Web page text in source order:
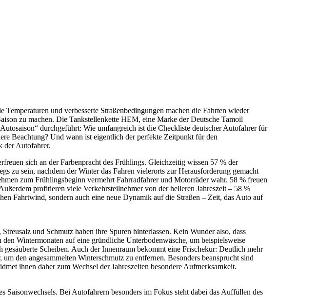
und verbesserte Straßenbedingungen machen die Fahrten wieder
zu machen. Die Tankstellenkette HEM, eine Marke der Deutsche Tamoil
durchgeführt: Wie umfangreich ist die Checkliste deutscher Autofahrer für
Beachtung? Und wann ist eigentlich der perfekte Zeitpunkt für den
der Autofahrer.
sich an der Farbenpracht des Frühlings. Gleichzeitig wissen 57 % der
zu sein, nachdem der Winter das Fahren vielerorts zur Herausforderung gemacht
zum Frühlingsbeginn vermehrt Fahrradfahrer und Motorräder wahr. 58 % freuen
profitieren viele Verkehrsteilnehmer von der helleren Jahreszeit – 58 %
Fahrtwind, sondern auch eine neue Dynamik auf die Straßen – Zeit, das Auto auf
und Schmutz haben ihre Spuren hinterlassen. Kein Wunder also, dass
Wintermonaten auf eine gründliche Unterbodenwäsche, um beispielsweise
Scheiben. Auch der Innenraum bekommt eine Frischekur: Deutlich mehr
den angesammelten Winterschmutz zu entfernen. Besonders beansprucht sind
ihnen daher zum Wechsel der Jahreszeiten besondere Aufmerksamkeit.
Bei Autofahrern besonders im Fokus steht dabei das Auffüllen des